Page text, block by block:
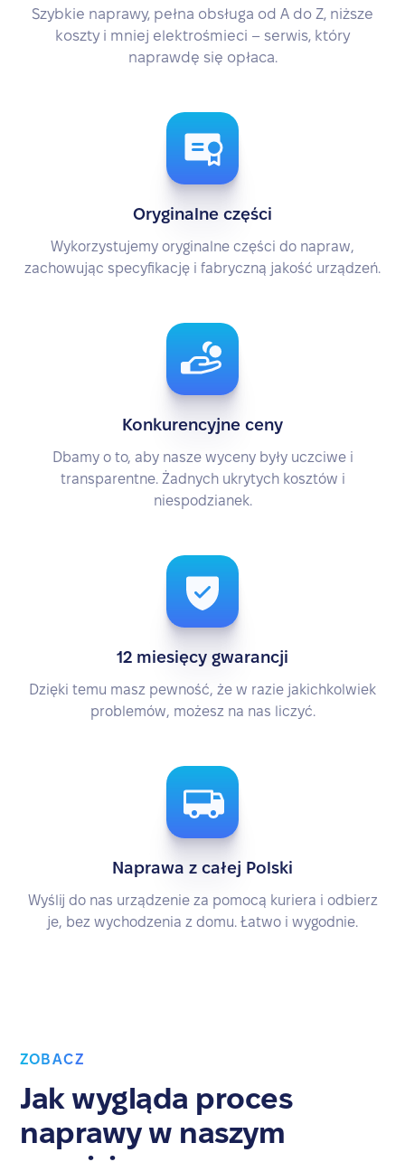
Szybkie naprawy, pełna obsługa od A do Z, niższe
koszty i mniej elektrośmieci – serwis, który
naprawdę się opłaca.
Oryginalne części
Wykorzystujemy oryginalne części do napraw,
zachowując specyfikację i fabryczną jakość urządzeń.
Konkurencyjne ceny
Dbamy o to, aby nasze wyceny były uczciwe i
transparentne. Żadnych ukrytych kosztów i
niespodzianek.
12 miesięcy gwarancji
Dzięki temu masz pewność, że w razie jakichkolwiek
problemów, możesz na nas liczyć.
Naprawa z całej Polski
Wyślij do nas urządzenie za pomocą kuriera i odbierz
je, bez wychodzenia z domu. Łatwo i wygodnie.
ZOBACZ
Jak wygląda proces
naprawy w naszym